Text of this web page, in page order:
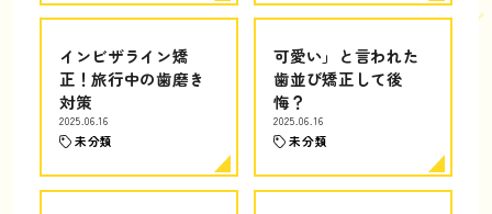
インビザライン矯
正！旅行中の歯磨き
対策
2025.06.16
未分類
可愛い」と言われた
歯並び矯正して後
悔？
2025.06.16
未分類